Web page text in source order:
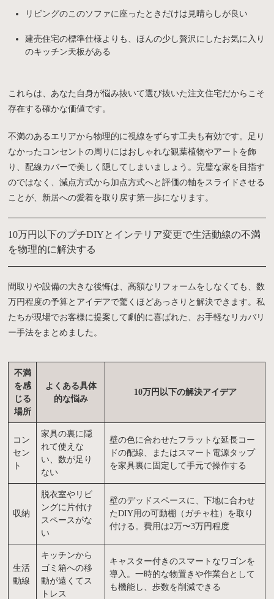
リビングのこのソファに座ったときだけは見晴らしが良い
建売住宅の標準仕様よりも、ほんの少し贅沢にしたお気に入り
のキッチン天板がある
これらは、あなた自身が悩み抜いて選び抜いた注文住宅だからこそ
存在する確かな価値です。
不満のあるエリアから物理的に視線をずらす工夫も有効です。足り
なかったコンセントの周りにはおしゃれな観葉植物やアートを飾
り、配線カバーで美しく隠してしまいましょう。完璧な家を目指す
のではなく、減点方式から加点方式へと評価の軸をスライドさせる
ことが、新居への愛着を取り戻す第一歩になります。
10万円以下のプチDIYとインテリア変更で生活動線の不満
を物理的に解決する
間取りや設備の大きな後悔は、高額なリフォームをしなくても、数
万円程度の予算とアイデアで驚くほどあっさりと解決できます。私
たちが現場でお客様に提案して劇的に喜ばれた、お手軽なリカバリ
ー手法をまとめました。
不満
を感
じる
場所
よくある具体
的な悩み
10万円以下の解決アイデア
コン
セン
ト
家具の裏に隠
れて使えな
い、数が足り
ない
壁の色に合わせたフラットな延長コー
ドの配線、またはスマート電源タップ
を家具裏に固定して手元で操作する
収納
脱衣室やリビ
ングに片付け
スペースがな
い
壁のデッドスペースに、下地に合わせ
たDIY用の可動棚（ガチャ柱）を取り
付ける。費用は2万〜3万円程度
生活
動線
キッチンから
ゴミ箱への移
動が遠くてス
トレス
キャスター付きのスマートなワゴンを
導入。一時的な物置きや作業台として
も機能し、歩数を削減できる